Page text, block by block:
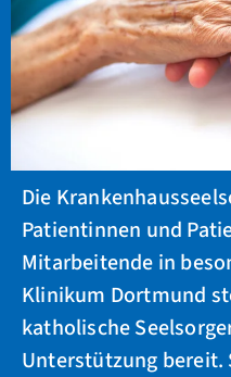
Die
Patientinnen und
Mitarbeitende in
Klinikum Dortmund
katholische
Unterstützung bereit.